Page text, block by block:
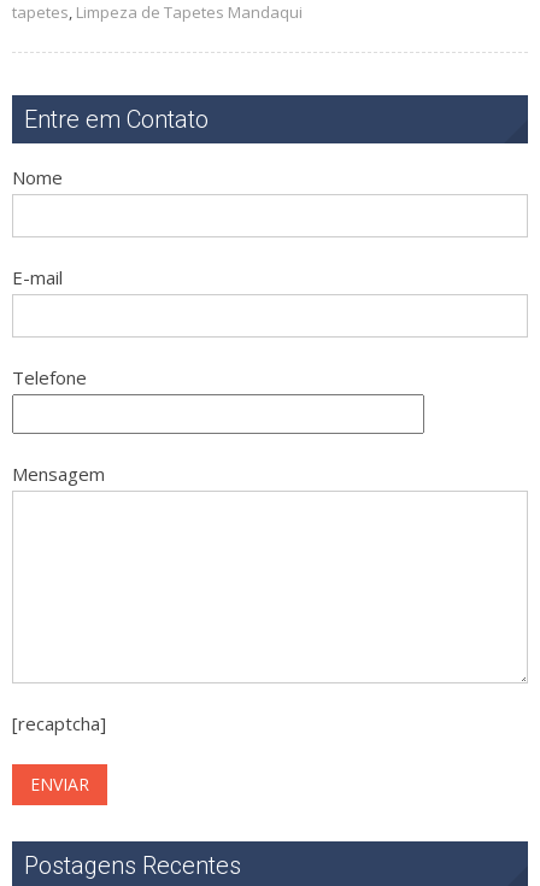
tapetes, Limpeza de Tapetes Mandaqui
Entre em Contato
Nome
E-mail
Telefone
Mensagem
[recaptcha]
Postagens Recentes